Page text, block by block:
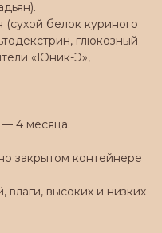
(сухой белок куриного
глюкозный
«Юник-Э»,
4 месяца.
закрытом контейнере
влаги, высоких и низких